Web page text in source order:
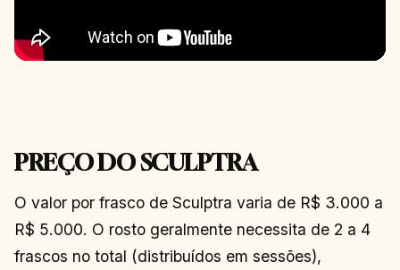
PREÇO DO SCULPTRA
O valor por frasco de Sculptra varia de R$ 3.000 a
R$ 5.000. O rosto geralmente necessita de 2 a 4
frascos no total (distribuídos em sessões),